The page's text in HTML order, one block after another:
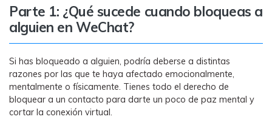
WeLastseen te tiene al tanto de todo en
WhatsApp.
Parte 1: ¿Qué sucede cuando bloqueas a
alguien en WeChat?
Si has bloqueado a alguien, podría deberse a distintas
razones por las que te haya afectado emocionalmente,
mentalmente o físicamente. Tienes todo el derecho de
bloquear a un contacto para darte un poco de paz mental y
cortar la conexión virtual.